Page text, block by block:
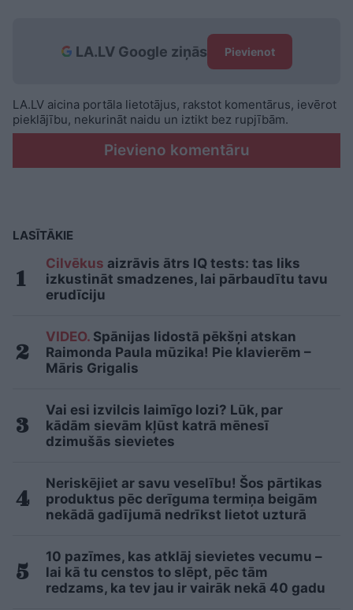
LA.LV Google ziņās Pievienot
LA.LV aicina portāla lietotājus, rakstot komentārus, ievērot
pieklājību, nekurināt naidu un iztikt bez rupjībām.
Pievieno komentāru
LASĪTĀKIE
Cilvēkus aizrāvis ātrs IQ tests: tas liks
izkustināt smadzenes, lai pārbaudītu tavu
erudīciju
VIDEO. Spānijas lidostā pēkšņi atskan
Raimonda Paula mūzika! Pie klavierēm –
Māris Grigalis
Vai esi izvilcis laimīgo lozi? Lūk, par
kādām sievām kļūst katrā mēnesī
dzimušās sievietes
Neriskējiet ar savu veselību! Šos pārtikas
produktus pēc derīguma termiņa beigām
nekādā gadījumā nedrīkst lietot uzturā
10 pazīmes, kas atklāj sievietes vecumu –
lai kā tu censtos to slēpt, pēc tām
redzams, ka tev jau ir vairāk nekā 40 gadu